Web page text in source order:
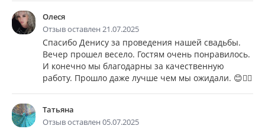
Олеся
Отзыв оставлен 21.07.2025
Спасибо Денису за проведения нашей свадьбы.
Вечер прошел весело. Гостям очень понравилось.
И конечно мы благодарны за качественную
работу. Прошло даже лучше чем мы ожидали. 😊👍🏻
Татьяна
Отзыв оставлен 05.07.2025